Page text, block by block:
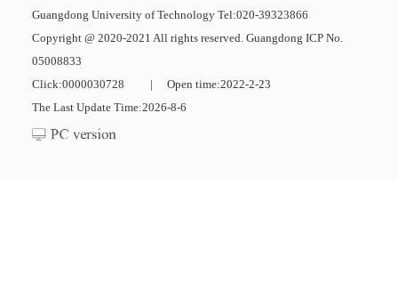
Guangdong University of Technology Tel:020-39323866
Copyright @ 2020-2021 All rights reserved. Guangdong ICP No.
05008833
Click:0000030728 | Open time:2022-2-23
The Last Update Time:2026-8-6